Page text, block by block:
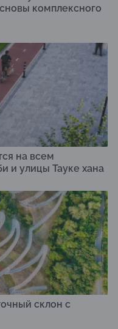
комплексного
на всем
и улицы Тауке хана
склон с